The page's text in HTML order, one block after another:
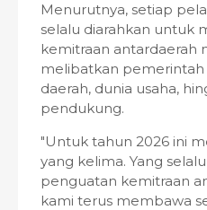
Menurutnya, setiap
selalu diarahkan untuk
kemitraan antardaerah
melibatkan pemerintah
daerah, dunia usaha,
pendukung.
"Untuk tahun 2026 ini
yang kelima. Yang
penguatan kemitraan
kami terus membawa